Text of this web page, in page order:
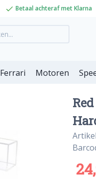
Betaal achteraf met Klarna
Ferrari Motoren